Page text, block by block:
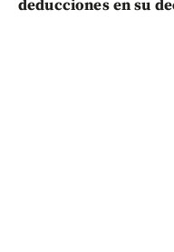
deducciones en su